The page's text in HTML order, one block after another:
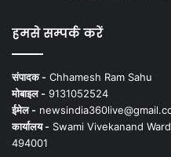
हमसे सम्पर्क करें
संपादक - Chhamesh Ram Sahu
मोबाइल - 9131052524
ईमेल -
कार्यालय - Swami Vivekanand
494001